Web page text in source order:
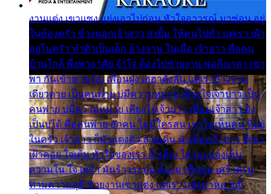
งานแต่ง เขาแซง แย่งเอาไปก่อน หัวใจอาวรณ์ มาซ่อน อยู่
ในห้องครัว ข้างนอกเจ้าสาว ส่งยิ้ม ให้คนไปทั่ว แต่เรา เฝ้า
อยู่ในครัว ทำตัวเป็นเด็ก ล้างจาน ในเมื่อ เจ้าสาว คือคน
บ้านใกล้ พึ่งพาอาศัย จำใจ ต้องไปช่วยงาน พอถึงเวลา เขา
พา กันเข้าพาขวัญ เพื่อนฝูง เฮฮาดังลั่น แต่เราล้างจาน
เดียวดาย เป็นคนพ่าย บ่มีความหมาย เคียงใจเจ้าบ่าว เป็น
คนพ่าย บ่มีความหมาย เคียงใจเจ้าบ่าว เพื่อนเจ้าสาว ยัง
เป็นบ่ได้ คือคนพ่าย ฮักคน ไม่มีใครสน เขาไม่เห็นคน ที่อยู่
ในครัว เจ้าสาว ก็มัวแต่งตัว สวยเด่น นั่งเคียงเจ้าบ่าว ที่เขา
เฝ้าคอย ใจเต้น หัวใจของเรา ลำเค็ญ ใครจะมองเห็น
ความใน ใจ เศร้า มันร้าวระบม ต้องมาขื่นขม เศร้าตรม
ท่ามความสุขี ช่วยงานเขาแต่ง แต่เรา แล้งมาหลายปี